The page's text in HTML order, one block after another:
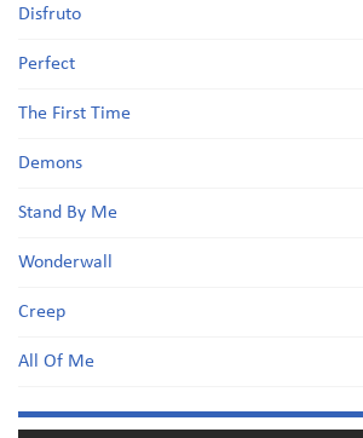
Disfruto
Perfect
The First Time
Demons
Stand By Me
Wonderwall
Creep
All Of Me